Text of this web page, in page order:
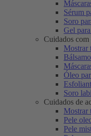
Sérum
Soro
Gel
Cuidados com
Mostrar
Óleo
Soro
Cuidados de
Mostrar
Pele
Pele